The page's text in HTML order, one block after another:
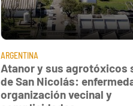
ARGENTINA
Atanor y sus agrotóxicos
de San Nicolás:
organización vecinal y